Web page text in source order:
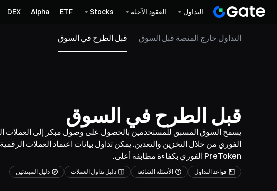
التداول العقود الآجلة Stocks
ETF
Alpha
DEX
التداول خارج المنصة قبل السوق قبل الطرح في السوق
قبل الطرح في السوق
يسمح السوق المسبق للمستخدمين بالحصول على وصول مبكر إلى العملات
الفوري من خلال التخزين والتعدين. يمكن تداول بيانات اعتماد العملات
PreToken الفوري بكفاءة مطابقة أعلى.
قواعد التداول الأسئلة الشائعة دليل تداول العملات دليل المبتدئين